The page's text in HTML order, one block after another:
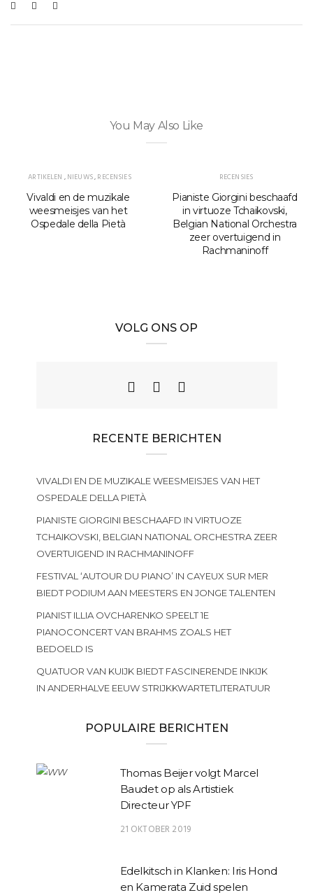
You May Also Like
ARTIKELEN ,NIEUWS,RECENSIES
Vivaldi en de muzikale
weesmeisjes van het
Ospedale della Pietà
RECENSIES
Pianiste Giorgini beschaafd
in virtuoze Tchaikovski,
Belgian National Orchestra
zeer overtuigend in
Rachmaninoff
VOLG ONS OP
RECENTE BERICHTEN
VIVALDI EN DE MUZIKALE WEESMEISJES VAN HET
OSPEDALE DELLA PIETÀ
PIANISTE GIORGINI BESCHAAFD IN VIRTUOZE
TCHAIKOVSKI, BELGIAN NATIONAL ORCHESTRA ZEER
OVERTUIGEND IN RACHMANINOFF
FESTIVAL ‘AUTOUR DU PIANO’ IN CAYEUX SUR MER
BIEDT PODIUM AAN MEESTERS EN JONGE TALENTEN
PIANIST ILLIA OVCHARENKO SPEELT 1E
PIANOCONCERT VAN BRAHMS ZOALS HET
BEDOELD IS
QUATUOR VAN KUIJK BIEDT FASCINERENDE INKIJK
IN ANDERHALVE EEUW STRIJKKWARTETLITERATUUR
POPULAIRE BERICHTEN
Thomas Beijer volgt Marcel
Baudet op als Artistiek
Directeur YPF
21 OKTOBER 2019
Edelkitsch in Klanken: Iris Hond
en Kamerata Zuid spelen